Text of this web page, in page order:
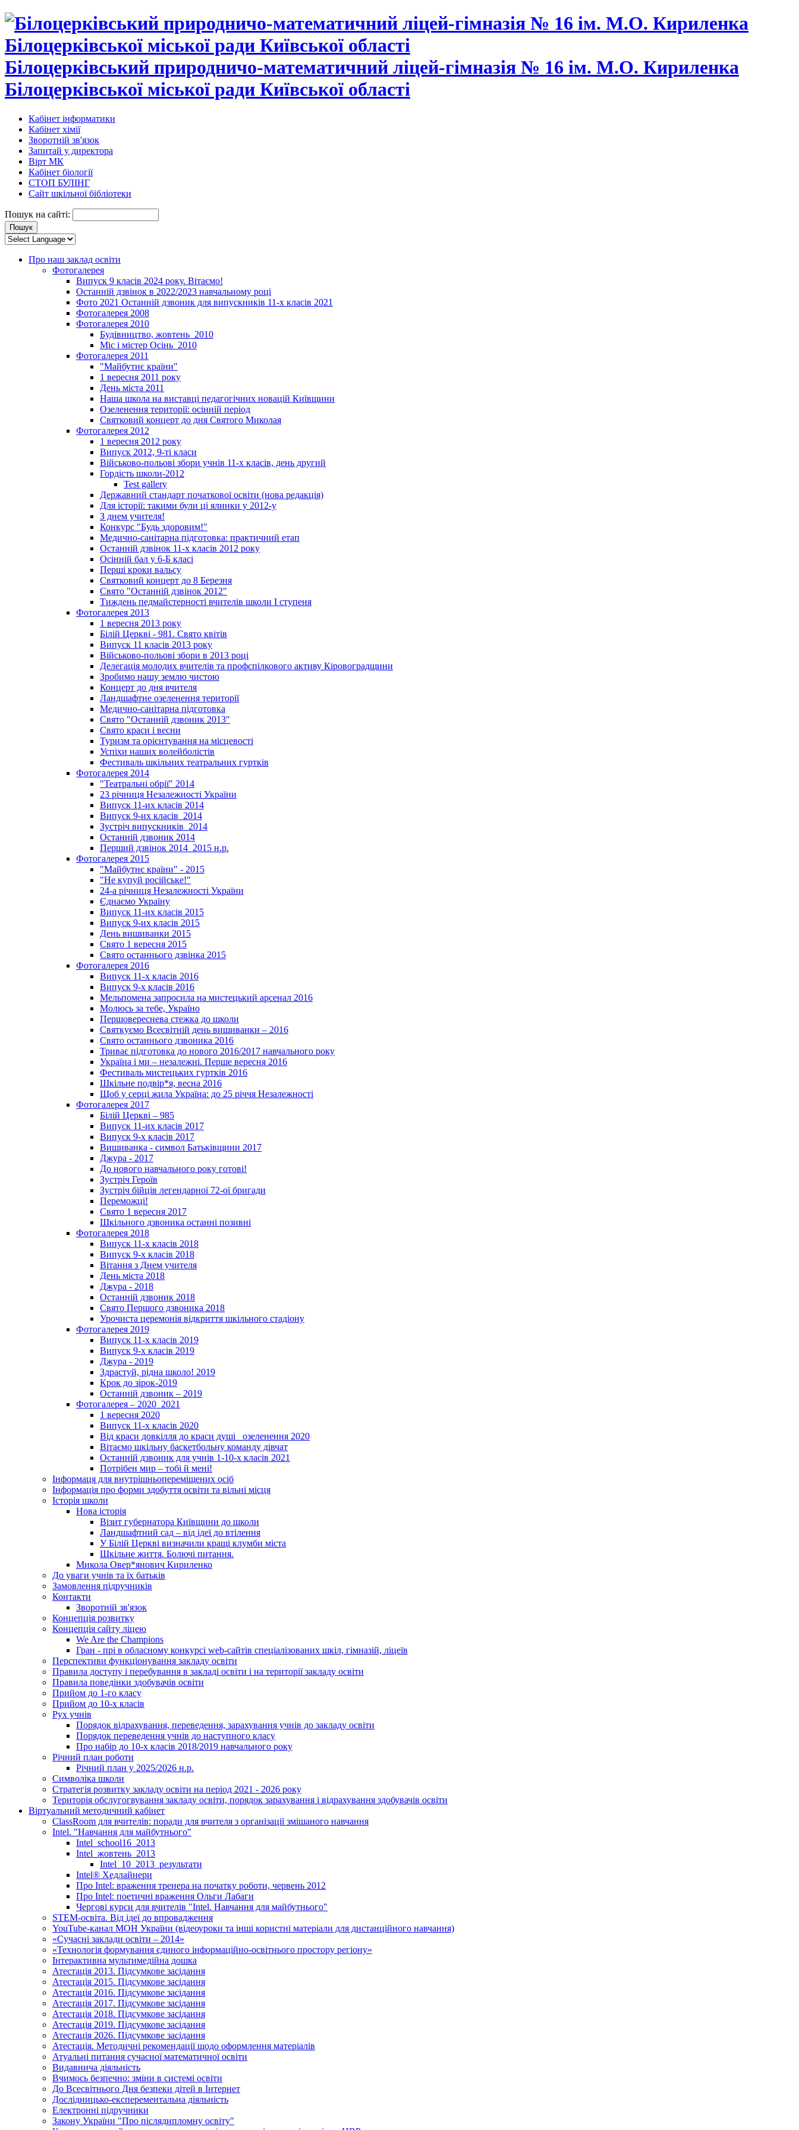
Білоцерківський природничо-математичний ліцей-гімназія № 16 ім. М.О. Кириленка
Білоцерківської міської ради Київської області
Кабінет інформатики
Кабінет хімії
Зворотній зв'язок
Запитай у директора
Вірт МК
Кабінет біології
СТОП БУЛІНГ
Сайт шкільної бібліотеки
Пошук на сайті:
Про наш заклад освіти
Фотогалерея
Випуск 9 класів 2024 року. Вітаємо!
Останній дзвінок в 2022/2023 навчальному році
Фото 2021 Останній дзвоник для випускників 11-х класів 2021
Фотогалерея 2008
Фотогалерея 2010
Будівництво, жовтень_2010
Міс і містер Осінь_2010
Фотогалерея 2011
"Майбутнє країни"
1 вересня 2011 року
День міста 2011
Наша школа на виставці педагогічних новацій Київщини
Озеленення території: осінній період
Святковий концерт до дня Святого Миколая
Фотогалерея 2012
1 вересня 2012 року
Випуск 2012, 9-ті класи
Військово-польові збори учнів 11-х класів, день другий
Гордість школи-2012
Test gallery
Державний стандарт початкової освіти (нова редакція)
Для історії: такими були ці ялинки у 2012-у
З днем учителя!
Конкурс "Будь здоровим!"
Медично-санітарна підготовка: практичний етап
Останній дзвінок 11-х класів 2012 року
Осінній бал у 6-Б класі
Перші кроки вальсу
Святковий концерт до 8 Березня
Свято "Останній дзвінок 2012"
Тиждень педмайстерності вчителів школи І ступеня
Фотогалерея 2013
1 вересня 2013 року
Білій Церкві - 981. Свято квітів
Випуск 11 класів 2013 року
Військово-польові збори в 2013 році
Делегація молодих вчителів та профспілкового активу Кіровоградщини
Зробимо нашу землю чистою
Концерт до дня вчителя
Ландшафтне озеленення території
Медично-санітарна підготовка
Свято "Останній дзвоник 2013"
Свято краси і весни
Туризм та орієнтування на місцевості
Успіхи наших волейболістів
Фестиваль шкільних театральних гуртків
Фотогалерея 2014
"Театральні обрії" 2014
23 річниця Незалежності України
Випуск 11-их класів 2014
Випуск 9-их класів_2014
Зустріч випускників_2014
Останній дзвоник 2014
Перший дзвінок 2014_2015 н.р.
Фотогалерея 2015
"Майбутнє країни" - 2015
"Не купуй російське!"
24-а річниця Незалежності України
Єднаємо Україну
Випуск 11-их класів 2015
Випуск 9-их класів 2015
День вишиванки 2015
Свято 1 вересня 2015
Свято останнього дзвінка 2015
Фотогалерея 2016
Випуск 11-х класів 2016
Випуск 9-х класів 2016
Мельпомена запросила на мистецький арсенал 2016
Молюсь за тебе, Україно
Першовереснева стежка до школи
Святкуємо Всесвітній день вишиванки – 2016
Свято останнього дзвоника 2016
Триває підготовка до нового 2016/2017 навчального року
Україна і ми – незалежні. Перше вересня 2016
Фестиваль мистецьких гуртків 2016
Шкільне подвір*я, весна 2016
Щоб у серці жила Україна: до 25­ річчя Незалежності
Фотогалерея 2017
Білій Церкві – 985
Випуск 11-их класів 2017
Випуск 9-х класів 2017
Вишиванка - символ Батьківщини 2017
Джура - 2017
До нового навчального року готові!
Зустріч Героїв
Зустріч бійців легендарної 72-ої бригади
Переможці!
Свято 1 вересня 2017
Шкільного дзвоника останні позивні
Фотогалерея 2018
Випуск 11-х класів 2018
Випуск 9-х класів 2018
Вітання з Днем учителя
День міста 2018
Джура - 2018
Останній дзвоник 2018
Свято Першого дзвоника 2018
Урочиста церемонія відкриття шкільного стадіону
Фотогалерея 2019
Випуск 11-х класів 2019
Випуск 9-х класів 2019
Джура - 2019
Здрастуй, рідна школо! 2019
Крок до зірок-2019
Останній дзвоник – 2019
Фотогалерея – 2020_2021
1 вересня 2020
Випуск 11-х класів 2020
Від краси довкілля до краси душі _озеленення 2020
Вітаємо шкільну баскетбольну команду дівчат
Останній дзвоник для учнів 1-10-х класів 2021
Потрібен мир – тобі й мені!
Інформаця для внутрішньопереміщених осіб
Інформація про форми здобуття освіти та вільні місця
Історія школи
Нова історія
Візит губернатора Київщини до школи
Ландшафтний сад – від ідеї до втілення
У Білій Церкві визначили кращі клумби міста
Шкільне життя. Болючі питання.
Микола Овер*янович Кириленко
До уваги учнів та їх батьків
Замовлення підручників
Контакти
Зворотній зв'язок
Концепція розвитку
Концепція сайту ліцею
We Are the Champions
Гран - прі в обласному конкурсі web-сайтів спеціалізованих шкіл, гімназій, ліцеїв
Перспективи функціонування закладу освіти
Правила доступу і перебування в закладі освіти і на території закладу освіти
Правила поведінки здобувачів освіти
Прийом до 1-го класу
Прийом до 10-х класів
Рух учнів
Порядок відрахування, переведення, зарахування учнів до закладу освіти
Порядок переведення учнів до наступного класу
Про набір до 10-х класів 2018/2019 навчального року
Річний план роботи
Річний план у 2025/2026 н.р.
Символіка школи
Стратегія розвитку закладу освіти на період 2021 - 2026 року
Територія обслугогвування закладу освіти, порядок зарахування і відрахування здобувачів освіти
Віртуальний методичний кабінет
ClassRoom для вчителів: поради для вчителя з організації змішаного навчання
Intel. "Навчання для майбутнього"
Intel_school16_2013
Intel_жовтень_2013
Intel_10_2013_результати
Іntel® Хедлайнери
Про Intel: враження тренера на початку роботи, червень 2012
Про Intel: поетичні враження Ольги Лабаги
Чергові курси для вчителів "Intel. Навчання для майбутнього"
STEM-освіта. Від ідеї до впровадження
YouTube-канал МОН України (відеоуроки та інші користні матеріали для дистанційного навчання)
«Сучасні заклади освіти – 2014»
«Технологія формування єдиного інформаційно-освітнього простору регіону»
Інтерактивна мультимедійна дошка
Атестація 2013. Підсумкове засідання
Атестація 2015. Підсумкове засідання
Атестація 2016. Підсумкове засідання
Атестація 2017. Підсумкове засідання
Атестація 2018. Підсумкове засідання
Атестація 2019. Підсумкове засідання
Атестація 2026. Підсумкове засідання
Атестація. Методичні рекомендації щодо оформлення матеріалів
Атуальні питання сучасної математичної освіти
Видавнича діяльність
Вчимось безпечно: зміни в системі освіти
До Всесвітнього Дня безпеки дітей в Інтернет
Дослідницько-експерементальна діяльність
Електронні підручники
Закону України "Про післядипломну освіту"